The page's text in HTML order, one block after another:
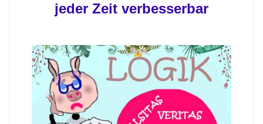
jeder Zeit verbesserbar